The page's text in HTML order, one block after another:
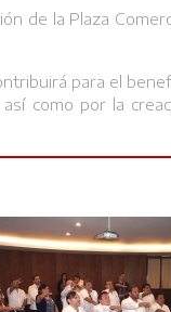
de la Plaza
para el
como por la